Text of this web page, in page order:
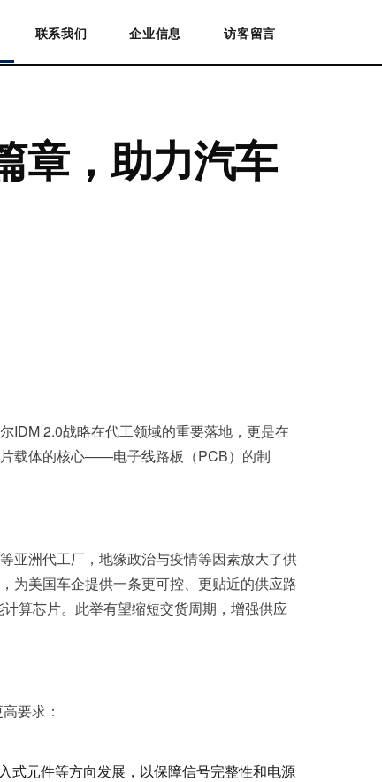
联系我们 企业信息 访客留言
章，助力汽车
IDM 2.0战略在代工领域的重要落地，更是在
载体的核心——电子线路板（PCB）的制
亚洲代工厂，地缘政治与疫情等因素放大了供
为美国车企提供一条更可控、更贴近的供应路
算芯片。此举有望缩短交货周期，增强供应
要求：
式元件等方向发展，以保障信号完整性和电源